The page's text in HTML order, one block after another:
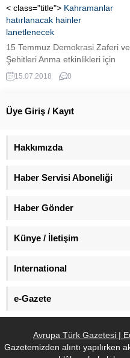
açıklayan Macron, Birgün
ABD’nin Paris iklim Anlaşması’na
katılacağına inandığını belirtti.
ABD Kongresine hitap...
< class="title"> Kahramanlar
hatırlanacak hainler
lanetlenecek
15 Temmuz Demokrasi Zaferi ve
Şehitleri Anma etkinlikleri için
hazırlıklar tamam. Başkan
Erdoğan 15 Temmuz şehitlerinin
ağırlayacak, ardından Şehitler
15.07.2018 0
Üye Giriş / Kayıt
Hakkımızda
Haber Servisi Aboneliği
Haber Gönder
Künye / İletişim
International
e-Gazete
Avrupa Türk Gazetesi |
Gazetemizden alıntı yapılırken